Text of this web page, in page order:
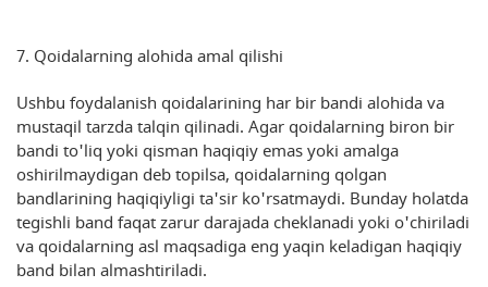
7. Qoidalarning alohida amal qilishi
Ushbu foydalanish qoidalarining har bir bandi alohida va
mustaqil tarzda talqin qilinadi. Agar qoidalarning biron bir
bandi to'liq yoki qisman haqiqiy emas yoki amalga
oshirilmaydigan deb topilsa, qoidalarning qolgan
bandlarining haqiqiyligi ta'sir ko'rsatmaydi. Bunday holatda
tegishli band faqat zarur darajada cheklanadi yoki o'chiriladi
va qoidalarning asl maqsadiga eng yaqin keladigan haqiqiy
band bilan almashtiriladi.